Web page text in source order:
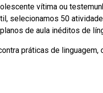
vítima ou
selecionamos 50
de aula inéditos de
práticas de linguagem,